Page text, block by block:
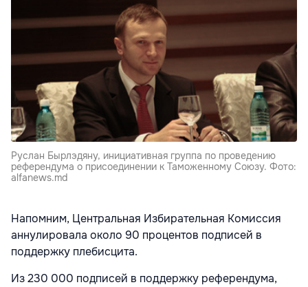
Руслан Бырлэдяну, инициативная группа по проведению
референдума о присоединении к Таможенному Союзу. Фото:
alfanews.md
Напомним, Центральная Избирательная Комиссия
аннулировала около 90 процентов подписей в
поддержку плебисцита.
Из 230 000 подписей в поддержку референдума,